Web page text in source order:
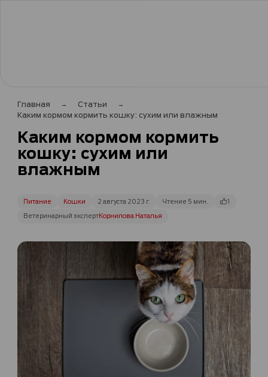
Главная
Статьи
Каким кормом кормить кошку: сухим или влажным
Каким кормом кормить
кошку: сухим или
влажным
Питание Кошки 2 августа 2023 г. Чтение 5 мин.
1
Ветеринарный экспертКорнилова Наталья